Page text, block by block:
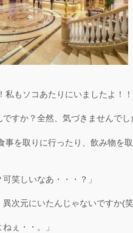
私もソコあたりにいましたよ！！
すか？全然、気づきませんでし
事を取りに行ったり、飲み物を
笑しいなあ・・・？」
次元にいたんじゃないですか(笑
ぇ・・。」